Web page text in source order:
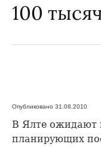
100
Опубликовано 31.08.2010
В Ялте ожидают
планирующих